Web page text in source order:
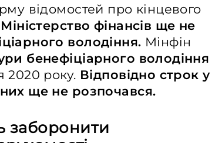
відомостей про кінцевого
Міністерство фінансів ще не
володіння. Мінфін
бенефіціарного володіння
2020 року. Відповідно строк у
ще не розпочався.
заборонити